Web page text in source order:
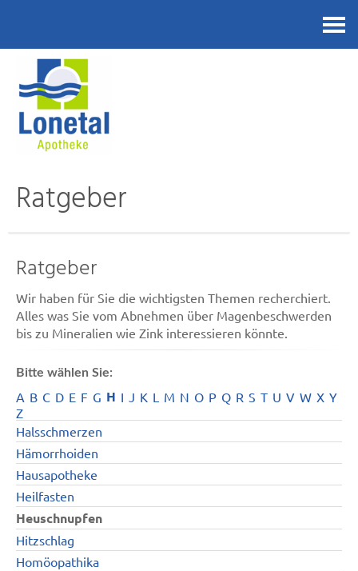
Ratgeber
Ratgeber
Wir haben für Sie die wichtigsten Themen recherchiert.
Alles was Sie vom Abnehmen über Magenbeschwerden
bis zu Mineralien wie Zink interessieren könnte.
Bitte wählen Sie:
A B C D E F G H I J K L M N O P Q R S T U V W X Y
Z
Halsschmerzen
Hämorrhoiden
Hausapotheke
Heilfasten
Heuschnupfen
Hitzschlag
Homöopathika